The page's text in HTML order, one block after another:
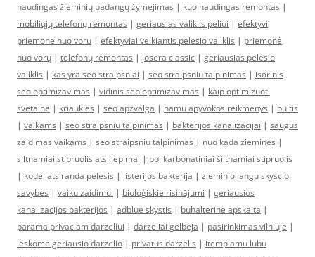
naudingas žieminių padangų žymėjimas | kuo naudingas remontas |
mobiliųjų telefonų remontas | geriausias valiklis peliui | efektyvi
priemone nuo voru | efektyviai veikiantis pelėsio valiklis | priemonė
nuo vorų | telefonų remontas | josera classic | geriausias pelesio
valiklis | kas yra seo straipsniai | seo straipsniu talpinimas | isorinis
seo optimizavimas | vidinis seo optimizavimas | kaip optimizuoti
svetaine | kriaukles | seo apzvalga | namu apyvokos reikmenys | buitis
| vaikams | seo straipsniu talpinimas | bakterijos kanalizacijai | saugus
zaidimas vaikams | seo straipsniu talpinimas | nuo kada ziemines |
siltnamiai stipruolis atsiliepimai | polikarbonatiniai šiltnamiai stipruolis
| kodel atsiranda pelesis | listerijos bakterija | zieminio langu skyscio
savybes | vaiku zaidimui | bioloģiskie risinājumi | geriausios
kanalizacijos bakterijos | adblue skystis | buhalterine apskaita |
parama privaciam darzeliui | darzeliai gelbeja | pasirinkimas vilniuje |
ieskome geriausio darzelio | privatus darzelis | itempiamu lubu